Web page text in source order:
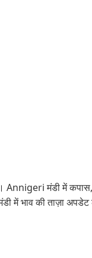
मंडी में
में भाव की ताज़ा